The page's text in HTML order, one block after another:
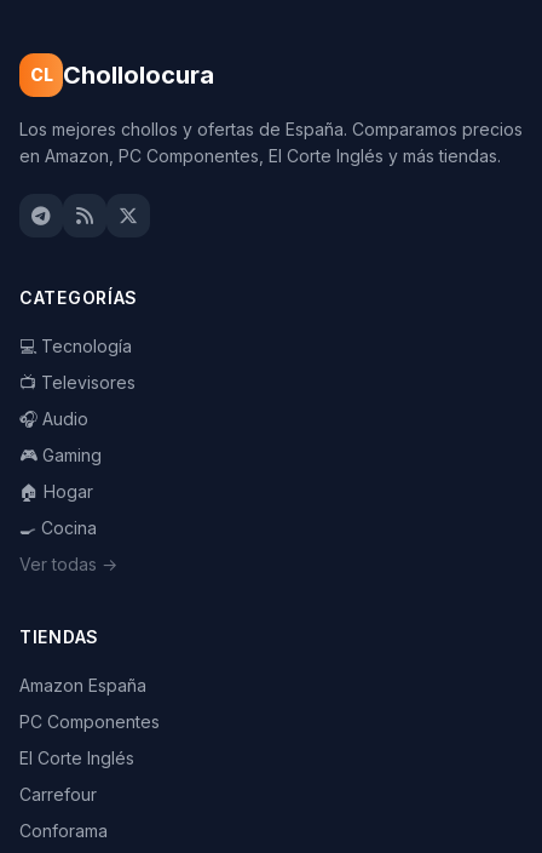
CL Chollolocura
Los mejores chollos y ofertas de España. Comparamos precios
en Amazon, PC Componentes, El Corte Inglés y más tiendas.
CATEGORÍAS
💻 Tecnología
📺 Televisores
🎧 Audio
🎮 Gaming
🏠 Hogar
🍳 Cocina
Ver todas →
TIENDAS
Amazon España
PC Componentes
El Corte Inglés
Carrefour
Conforama